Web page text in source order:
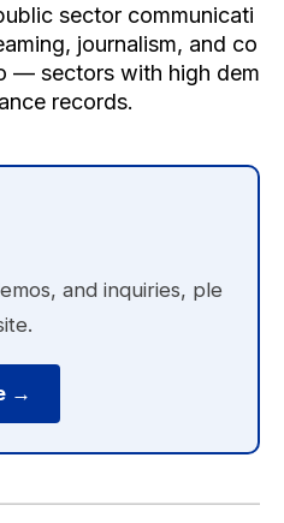
sector communicati
journalism, and co
— sectors with high dem
records.
and inquiries, ple
→